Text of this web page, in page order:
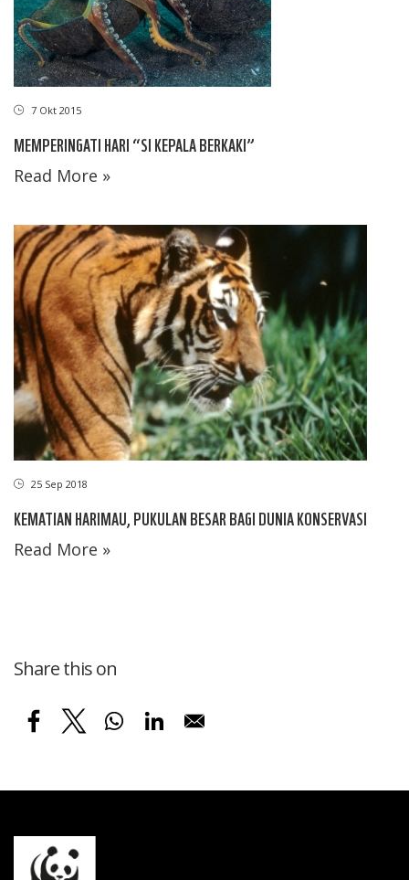
7 Okt 2015
MEMPERINGATI HARI “SI KEPALA BERKAKI”
Read More »
25 Sep 2018
KEMATIAN HARIMAU, PUKULAN BESAR BAGI DUNIA KONSERVASI
Read More »
Share this on